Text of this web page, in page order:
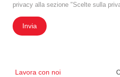
privacy alla sezione "Scelte sulla
Invia
Lavora con noi